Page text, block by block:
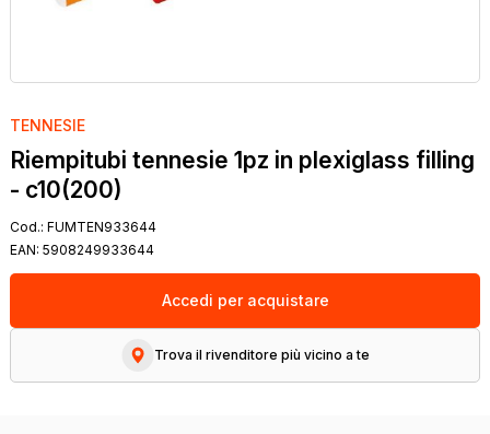
TENNESIE
Riempitubi tennesie 1pz in plexiglass filling
- c10(200)
Cod.: FUMTEN933644
EAN: 5908249933644
Accedi per acquistare
Trova il rivenditore più vicino a te